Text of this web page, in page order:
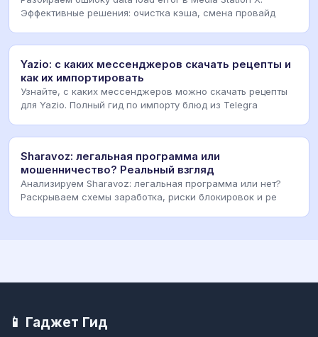
Эффективные решения: очистка кэша, смена провайд
Yazio: с каких мессенджеров скачать рецепты и
как их импортировать
Узнайте, с каких мессенджеров можно скачать рецепты
для Yazio. Полный гид по импорту блюд из Telegra
Sharavoz: легальная программа или
мошенничество? Реальный взгляд
Анализируем Sharavoz: легальная программа или нет?
Раскрываем схемы заработка, риски блокировок и ре
📱 Гаджет Гид